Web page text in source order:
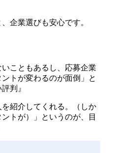
企業選びも安心です。
いこともあるし、応募企業
トが変わるのが面倒」
と
判』
を紹介してくれる。（しか
トが）」
というのが、目